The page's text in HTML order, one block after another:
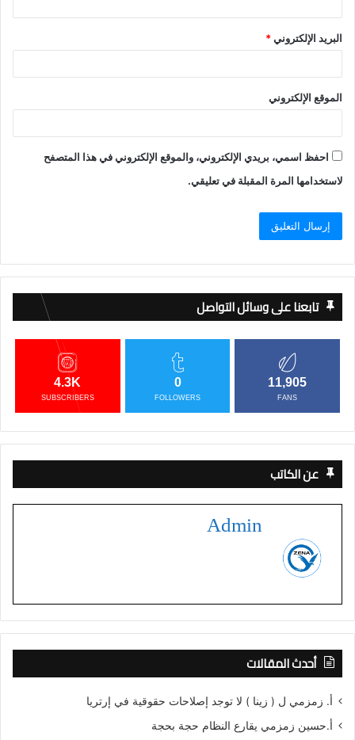
البريد الإلكتروني*
الموقع الإلكتروني
احفظ اسمي، بريدي الإلكتروني، والموقع الإلكتروني في هذا المتصفح
لاستخدامها المرة المقبلة في تعليقي.
تابعنا على وسائل التواصل
11,905
FANS
0
FOLLOWERS
4.3K
SUBSCRIBERS
عن الكاتب
Admin
أحدث المقالات
أ. زمزمي ل ( زينا ) لا توجد إصلاحات حقوقية في إرتريا
أ.حسين زمزمي يقارع النظام حجة بحجة